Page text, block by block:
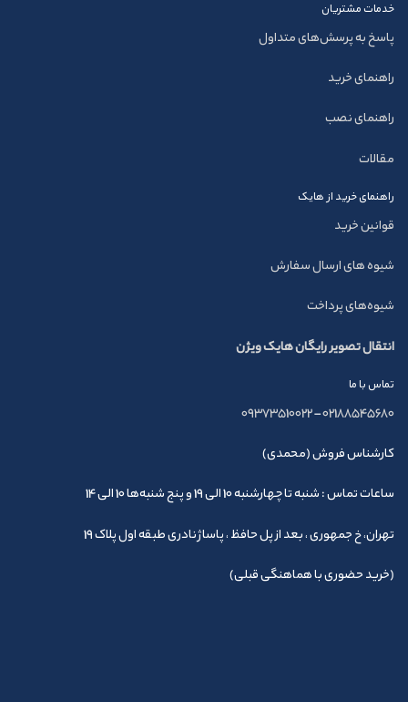
خدمات مشتریان
پاسخ به پرسش‌های متداول
راهنمای خرید
راهنمای نصب
مقالات
راهنمای خرید از هایک
قوانین خرید
شیوه های ارسال سفارش
شیوه‌های پرداخت
انتقال تصویر رایگان هایک ویژن
تماس با ما
02188545680
–
09373510022
کارشناس فروش (محمدی)
ساعات تماس : شنبه تا چهارشنبه 10 الی 19 و پنج شنبه‌ها 10 الی 14
تهران، خ جمهوری ، بعد از پل حافظ ، پاساژ نادری طبقه اول پلاک 19
(خرید حضوری با هماهنگی قبلی)